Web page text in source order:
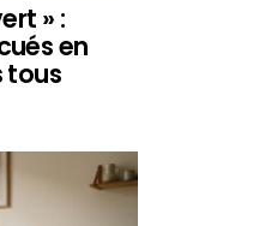
» :
en
tous